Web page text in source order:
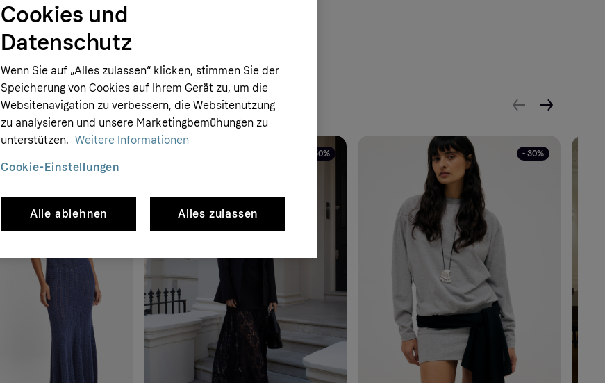
- 50% - 30%
Cookies und
Datenschutz
Wenn Sie auf „Alles zulassen“ klicken, stimmen Sie der
Speicherung von Cookies auf Ihrem Gerät zu, um die
Websitenavigation zu verbessern, die Websitenutzung
zu analysieren und unsere Marketingbemühungen zu
unterstützen. Weitere Informationen
Alle ablehnen Alles zulassen
Cookie-Einstellungen